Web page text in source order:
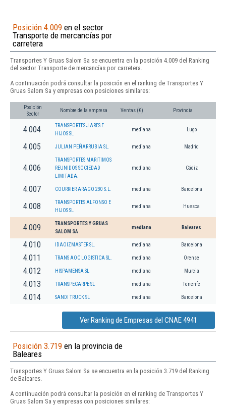
Posición 4.009 en el sector
Transporte de mercancías por
carretera
Transportes Y Gruas Salom Sa se encuentra en la posición 4.009 del Ranking
del sector Transporte de mercancías por carretera.
A continuación podrá consultar la posición en el ranking de Transportes Y
Gruas Salom Sa y empresas con posiciones similares:
Posición
Sector
Nombre de la empresa Ventas (€) Provincia
4.004
TRANSPORTES J ARES E
HIJOS SL
mediana Lugo
4.005 JULIAN PEÑARRUBIA SL. mediana Madrid
4.006
TRANSPORTES MARITIMOS
REUNIDOS SOCIEDAD
LIMITADA.
mediana Cádiz
4.007 COURRIER ARAGO 230 S.L. mediana Barcelona
4.008
TRANSPORTES ALFONSO E
HIJOS SL
mediana Huesca
4.009
TRANSPORTES Y GRUAS
SALOM SA
mediana Baleares
4.010 IDAOIZMASTER SL. mediana Barcelona
4.011 TRANS AOC LOGISTICA SL. mediana Orense
4.012 HISPAMENSA SL mediana Murcia
4.013 TRANSPECARPE SL mediana Tenerife
4.014 SANDI TRUCK SL mediana Barcelona
Ver Ranking de Empresas del CNAE 4941
Posición 3.719 en la provincia de
Baleares
Transportes Y Gruas Salom Sa se encuentra en la posición 3.719 del Ranking
de Baleares.
A continuación podrá consultar la posición en el ranking de Transportes Y
Gruas Salom Sa y empresas con posiciones similares: